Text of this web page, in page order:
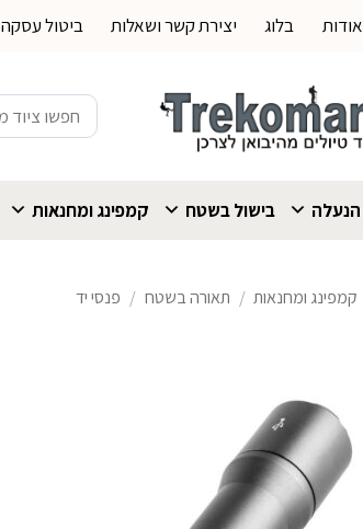
אודות בלוג יצירת קשר ושאלות ביטול עסקה
חיפוש
עבור:
הנעלה בישול בשטח קמפינג ומחנאות
קמפינג ומחנאות / תאורה בשטח / פנסי יד